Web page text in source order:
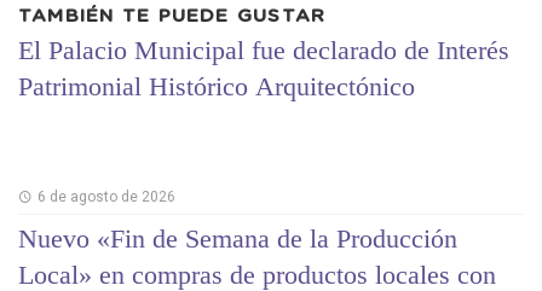
TAMBIÉN TE PUEDE GUSTAR
El Palacio Municipal fue declarado de Interés
Patrimonial Histórico Arquitectónico
6 de agosto de 2026
Nuevo «Fin de Semana de la Producción
Local» en compras de productos locales con